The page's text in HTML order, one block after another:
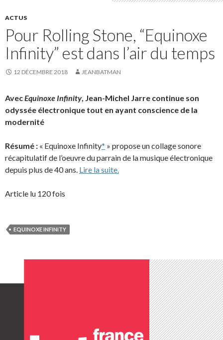
ACTUS
Pour Rolling Stone, “Equinoxe
Infinity” est dans l’air du temps
12 DÉCEMBRE 2018 JEANBATMAN
AvecEquinoxe Infinity, Jean-Michel Jarre continue son
odyssée électronique tout en ayant conscience de la
modernité
Résumé : « Equinoxe Infinity* » propose un collage sonore
récapitulatif de l’oeuvre du parrain de la musique électronique
depuis plus de 40 ans. Lire la suite.
Article lu 120 fois
EQUINOXE INFINITY